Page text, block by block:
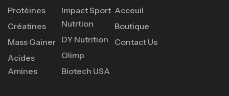
Protéines
Créatines
Mass Gainer
Acides
Amines
Impact Sport
Nutrtion
DY Nutrition
Olimp
Biotech USA
Acceuil
Boutique
Contact Us